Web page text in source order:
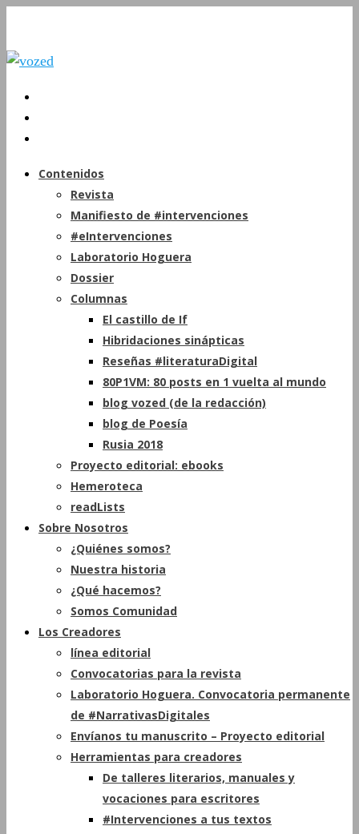
Contenidos
Revista
Manifiesto de #intervenciones
#eIntervenciones
Laboratorio Hoguera
Dossier
Columnas
El castillo de If
Hibridaciones sinápticas
Reseñas #literaturaDigital
80P1VM: 80 posts en 1 vuelta al mundo
blog vozed (de la redacción)
blog de Poesía
Rusia 2018
Proyecto editorial: ebooks
Hemeroteca
readLists
Sobre Nosotros
¿Quiénes somos?
Nuestra historia
¿Qué hacemos?
Somos Comunidad
Los Creadores
línea editorial
Convocatorias para la revista
Laboratorio Hoguera. Convocatoria permanente
de #NarrativasDigitales
Envíanos tu manuscrito – Proyecto editorial
Herramientas para creadores
De talleres literarios, manuales y
vocaciones para escritores
#Intervenciones a tus textos